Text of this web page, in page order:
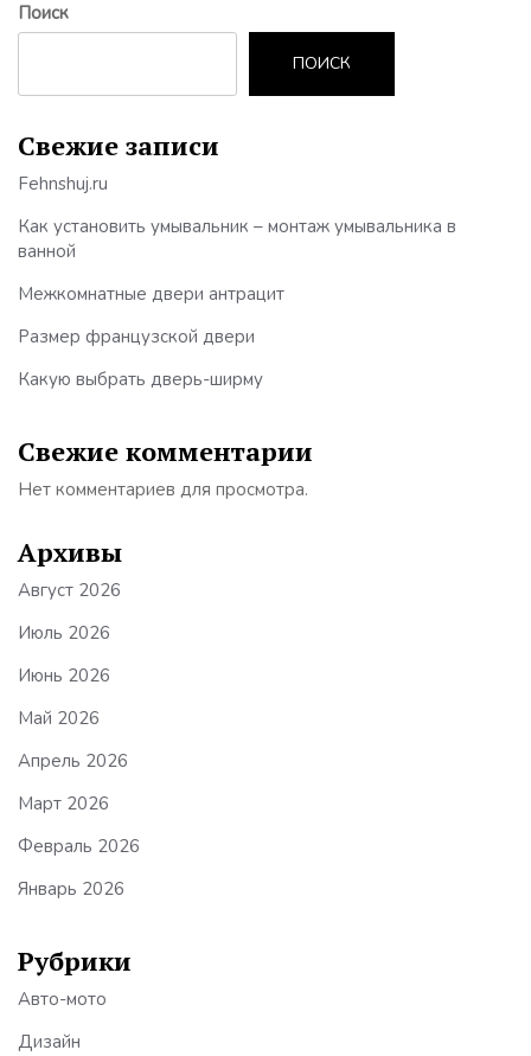
Поиск
ПОИСК
Свежие записи
Fehnshuj.ru
Как установить умывальник – монтаж умывальника в
ванной
Межкомнатные двери антрацит
Размер французской двери
Какую выбрать дверь-ширму
Свежие комментарии
Нет комментариев для просмотра.
Архивы
Август 2026
Июль 2026
Июнь 2026
Май 2026
Апрель 2026
Март 2026
Февраль 2026
Январь 2026
Рубрики
Авто-мото
Дизайн